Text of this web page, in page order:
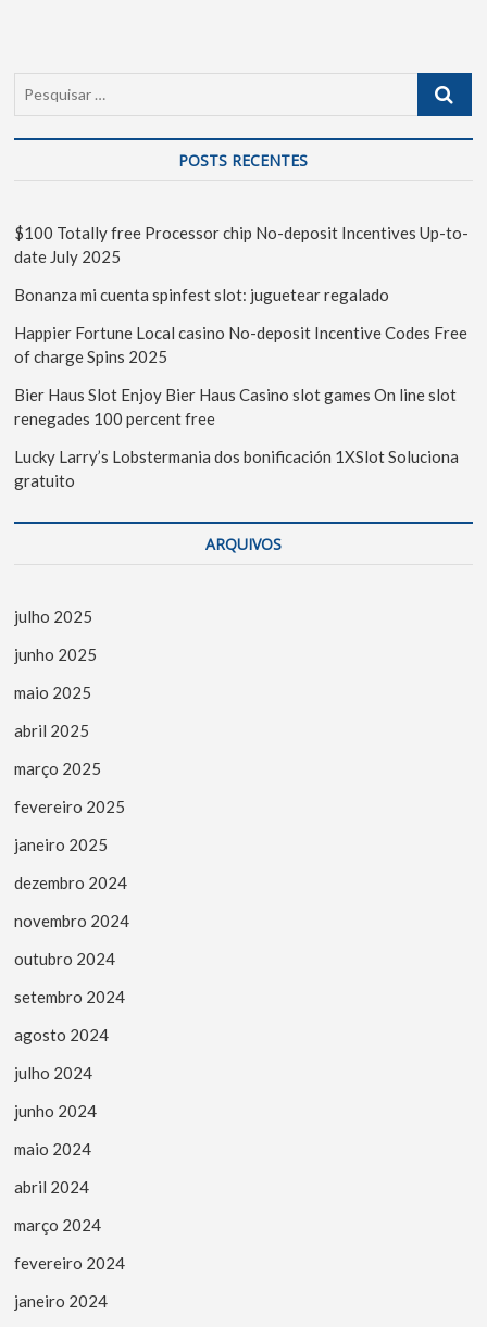
POSTS RECENTES
$100 Totally free Processor chip No-deposit Incentives Up-to-
date July 2025
Bonanza mi cuenta spinfest slot: juguetear regalado
Happier Fortune Local casino No-deposit Incentive Codes Free
of charge Spins 2025
Bier Haus Slot Enjoy Bier Haus Casino slot games On line slot
renegades 100 percent free
Lucky Larry’s Lobstermania dos bonificación 1XSlot Soluciona
gratuito
ARQUIVOS
julho 2025
junho 2025
maio 2025
abril 2025
março 2025
fevereiro 2025
janeiro 2025
dezembro 2024
novembro 2024
outubro 2024
setembro 2024
agosto 2024
julho 2024
junho 2024
maio 2024
abril 2024
março 2024
fevereiro 2024
janeiro 2024